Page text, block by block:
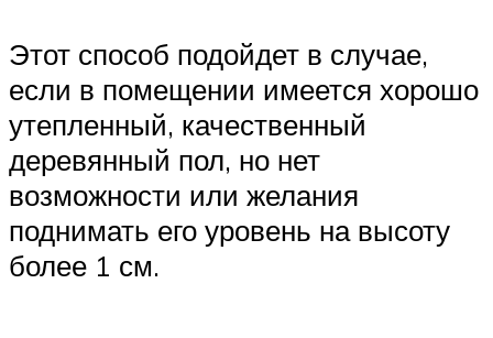
Этот способ подойдет в случае,
если в помещении имеется хорошо
утепленный, качественный
деревянный пол, но нет
возможности или желания
поднимать его уровень на высоту
более 1 см.